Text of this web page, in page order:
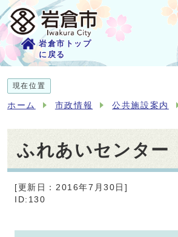
岩倉市トップ
に戻る
現在位置
ホーム 市政情報 公共施設案内
ふれあいセンター
[更新日：2016年7月30日]
ID:130